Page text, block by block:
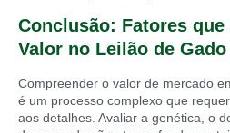
Conclusão: Fatores
Valor no Leilão de
Compreender o valor de mercado
é um processo complexo que
aos detalhes. Avaliar a genética, o